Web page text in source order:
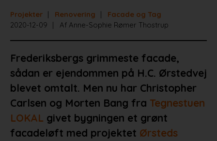
Projekter Renovering
Facade og Tag
2020-12-09
Af Anne-Sophie Rømer Thostrup
Frederiksbergs grimmeste facade,
sådan er ejendommen på H.C. Ørstedvej
blevet omtalt. Men nu har Christopher
Carlsen og Morten Bang fra Tegnestuen
LOKAL givet bygningen et grønt
facadeløft med projektet Ørsteds